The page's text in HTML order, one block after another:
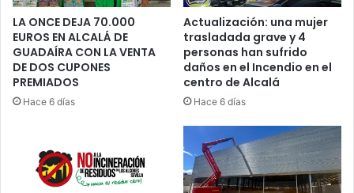
R
E
Ñ
O
S
”
I
O
:
6
5
.
0
LA ONCE DEJA 70.000
EUROS EN ALCALÁ DE
GUADAÍRA CON LA VENTA
DE DOS CUPONES
PREMIADOS
Hace 6 días
Actualización: una mujer
trasladada grave y 4
personas han sufrido
daños en el Incendio en el
centro de Alcalá
Hace 6 días